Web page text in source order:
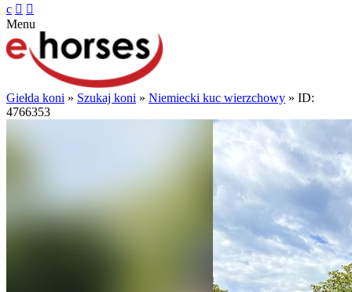
c  
Menu
Giełda koni » Szukaj koni » Niemiecki kuc wierzchowy » ID:
4766353